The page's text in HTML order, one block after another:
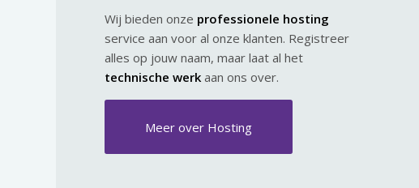
Wij bieden onze professionele hosting
service aan voor al onze klanten. Registreer
alles op jouw naam, maar laat al het
technische werk aan ons over.
Meer over Hosting